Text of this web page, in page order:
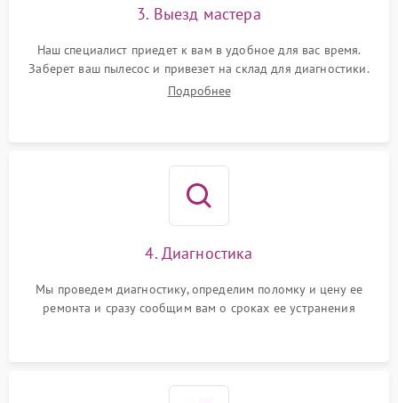
3. Выезд мастера
Наш специалист приедет к вам в удобное для вас время.
Заберет ваш пылесос и привезет на склад для диагностики.
Подробнее
4. Диагностика
Мы проведем диагностику, определим поломку и цену ее
ремонта и сразу сообщим вам о сроках ее устранения